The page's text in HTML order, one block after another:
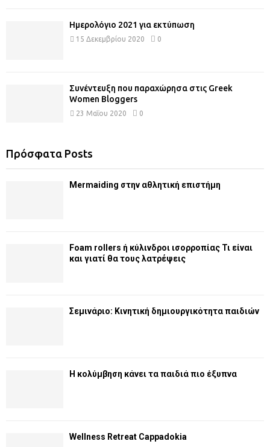
Ημερολόγιο 2021 για εκτύπωση
15 Δεκεμβρίου 2020 0
Συνέντευξη που παραχώρησα στις Greek
Women Bloggers
23 Μαΐου 2020 0
Πρόσφατα Posts
Mermaiding στην αθλητική επιστήμη
Foam rollers ή κύλινδροι ισορροπίας Τι είναι
και γιατί θα τους λατρέψεις
Σεμινάριο: Κινητική δημιουργικότητα παιδιών
Η κολύμβηση κάνει τα παιδιά πιο έξυπνα
Wellness Retreat Cappadokia